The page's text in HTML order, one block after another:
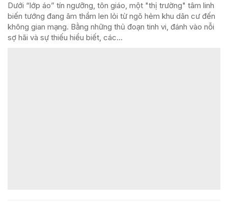
Dưới “lớp áo” tín ngưỡng, tôn giáo, một "thị trường" tâm linh
biến tướng đang âm thầm len lỏi từ ngõ hẻm khu dân cư đến
không gian mạng. Bằng những thủ đoạn tinh vi, đánh vào nỗi
sợ hãi và sự thiếu hiểu biết, các...